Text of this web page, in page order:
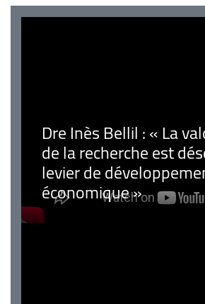
Dre Inès Bellil : « La
de la recherche est
levier de
économique »